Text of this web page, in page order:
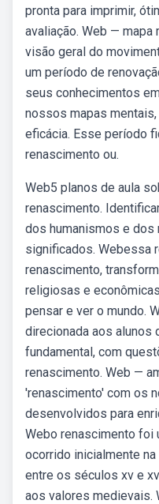
pronta para imprimir,
avaliação. Web — mapa
visão geral do
um período de
seus conhecimentos
nossos mapas
eficácia. Esse período
renascimento ou.
Web5 planos de aula
renascimento.
dos humanismos e dos
significados. Webessa
renascimento,
religiosas e
pensar e ver o mundo.
direcionada aos alunos
fundamental, com
renascimento. Web —
'renascimento' com os
desenvolvidos para
Webo renascimento foi
ocorrido ­inicialmente
entre os séculos xv e
aos valores medievais.